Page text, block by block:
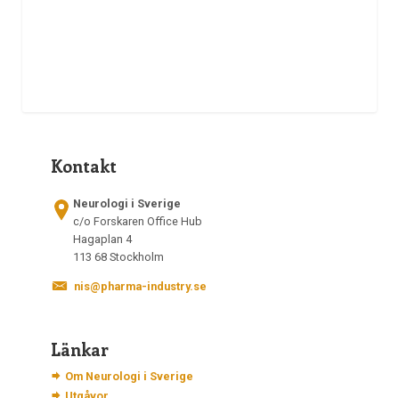
Kontakt
Neurologi i Sverige
c/o Forskaren Office Hub
Hagaplan 4
113 68 Stockholm
nis@pharma-industry.se
Länkar
Om Neurologi i Sverige